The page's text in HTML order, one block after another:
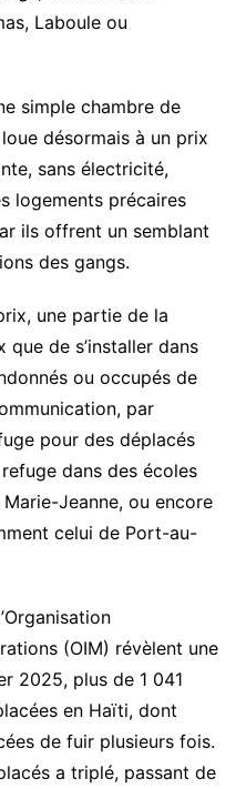
Laboule ou
simple chambre de
désormais à un prix
sans électricité,
logements précaires
ils offrent un semblant
des gangs.
une partie de la
que de s’installer dans
ou occupés de
par
pour des déplacés
dans des écoles
Jeanne, ou encore
celui de Port-au-
(OIM) révèlent une
2025, plus de 1 041
en Haïti, dont
de fuir plusieurs fois.
a triplé, passant de